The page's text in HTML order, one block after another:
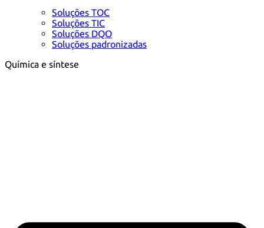
Soluções TOC
Soluções TIC
Soluções DQO
Soluções padronizadas
Química e síntese